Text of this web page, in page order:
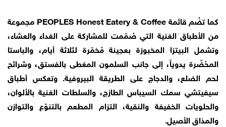
كما تضُم قائمة PEOPLES Honest Eatery & Coffee مجموعة
من الأطباق الغنية التي صُمّمت للمشاركة على الغداء والعشاء،
وتشمل البيتزا المخبوزة بعجينة مُخمّرة لثلاثة أيام، والباستا
المحُضّرة يدوياً، إلى جانب السلمون المغطى بالفستق، وشرائح
لحم الضلع، والدجاج على الطريقة البيروفية. وتعكس أطباق
سيفيتشي سمك السيباس الطازج، والسلطات الغنية بالألوان،
والحلويات الخفيفة والنقية، التزام المطعم بالتنوّع والتوازن
والمذاق الأصيل.